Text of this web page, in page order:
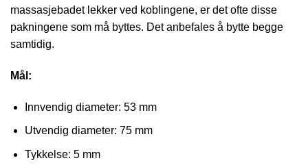
massasjebadet lekker ved koblingene, er det ofte disse
pakningene som må byttes. Det anbefales å bytte begge
samtidig.
Mål:
Innvendig diameter: 53 mm
Utvendig diameter: 75 mm
Tykkelse: 5 mm